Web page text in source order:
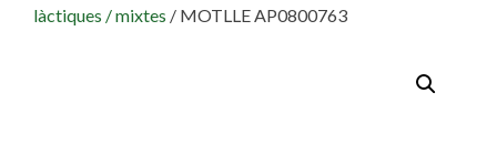
làctiques / mixtes / MOTLLE AP0800763